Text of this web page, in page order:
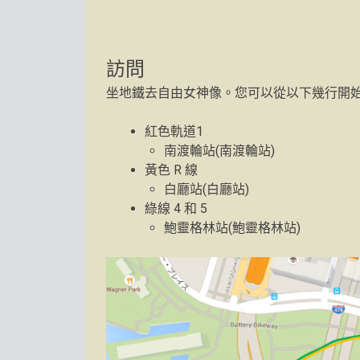
訪問
坐地鐵去自由女神像。您可以從以下幾行開
紅色軌道1
南渡輪站(南渡輪站)
黃色 R 線
白廳站(白廳站)
綠線 4 和 5
鮑靈格林站(鮑靈格林站)